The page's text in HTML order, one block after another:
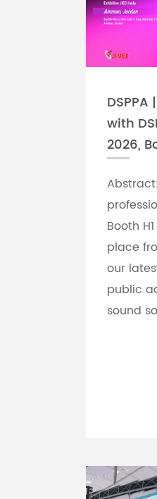
with
2026,
Booth
place
our
public
sound